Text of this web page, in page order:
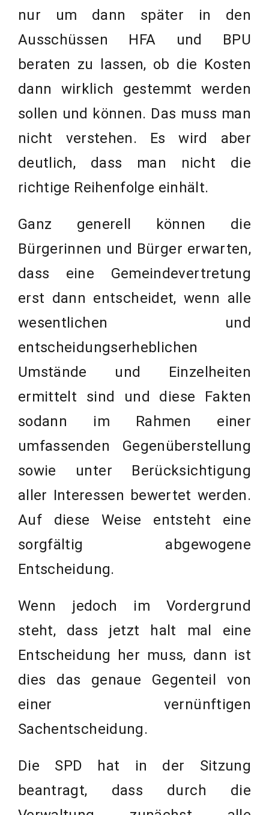
nur um dann später in den
Ausschüssen HFA und BPU
beraten zu lassen, ob die Kosten
dann wirklich gestemmt werden
sollen und können. Das muss man
nicht verstehen. Es wird aber
deutlich, dass man nicht die
richtige Reihenfolge einhält.
Ganz generell können die
Bürgerinnen und Bürger erwarten,
dass eine Gemeindevertretung
erst dann entscheidet, wenn alle
wesentlichen und
entscheidungserheblichen
Umstände und Einzelheiten
ermittelt sind und diese Fakten
sodann im Rahmen einer
umfassenden Gegenüberstellung
sowie unter Berücksichtigung
aller Interessen bewertet werden.
Auf diese Weise entsteht eine
sorgfältig abgewogene
Entscheidung.
Wenn jedoch im Vordergrund
steht, dass jetzt halt mal eine
Entscheidung her muss, dann ist
dies das genaue Gegenteil von
einer vernünftigen
Sachentscheidung.
Die SPD hat in der Sitzung
beantragt, dass durch die